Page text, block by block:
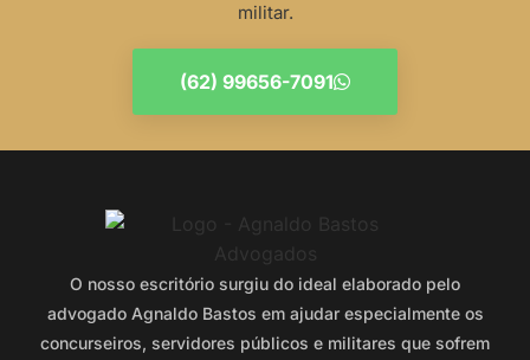
militar.
(62) 99656-7091
O nosso escritório surgiu do ideal elaborado pelo
advogado Agnaldo Bastos em ajudar especialmente os
concurseiros, servidores públicos e militares que sofrem